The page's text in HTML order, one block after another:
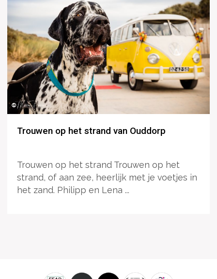
Trouwen op het strand van Ouddorp
Trouwen op het strand Trouwen op het
strand, of aan zee, heerlijk met je voetjes in
het zand. Philipp en Lena ...